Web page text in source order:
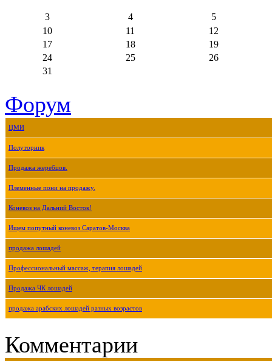
3 4
5
10
11
12
17
18
19
24
25
26
31
Форум
ЦМИ
Полуторник
Продажа жеребцов.
Племенные пони на продажу.
Коневоз на Дальний Восток!
Ищем попутный коневоз Саратов-Москва
продажа лошадей
Профессиональный массаж, терапия лошадей
Продажа ЧК лошадей
продажа арабских лошадей разных возрастов
Комментарии